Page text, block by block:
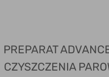
PREPARAT
CZYSZCZENIA